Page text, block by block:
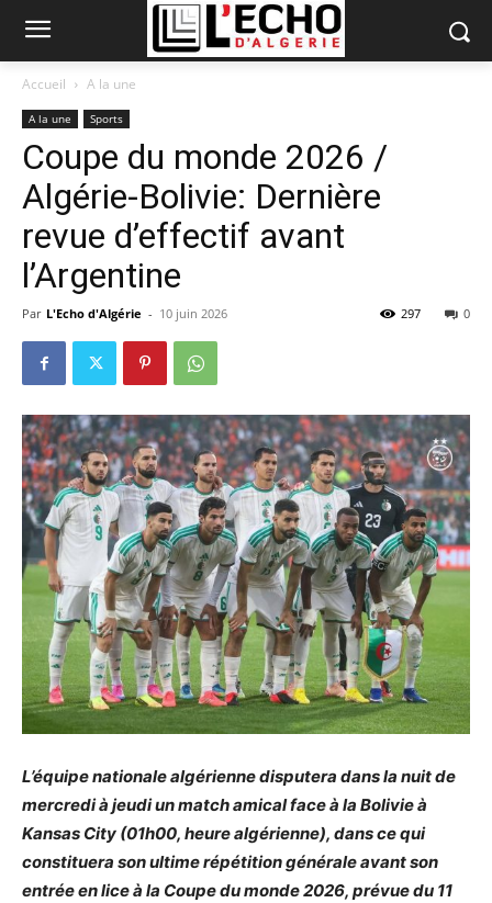
Accueil A la une
A la une Sports
Coupe du monde 2026 /
Algérie-Bolivie: Dernière
revue d’effectif avant
l’Argentine
Par L'Echo d'Algérie - 10 juin 2026 0
297
L’équipe nationale algérienne disputera dans la nuit de
mercredi à jeudi un match amical face à la Bolivie à
Kansas City (01h00, heure algérienne), dans ce qui
constituera son ultime répétition générale avant son
entrée en lice à la Coupe du monde 2026, prévue du 11